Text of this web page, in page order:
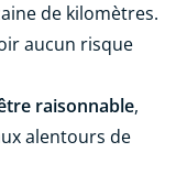
de kilomètres.
aucun risque
raisonnable,
alentours de